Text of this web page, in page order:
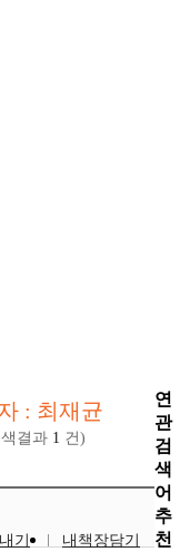
: 최재균
결과 1 건)
기
내책장담기
연
관
검
색
어
추
천